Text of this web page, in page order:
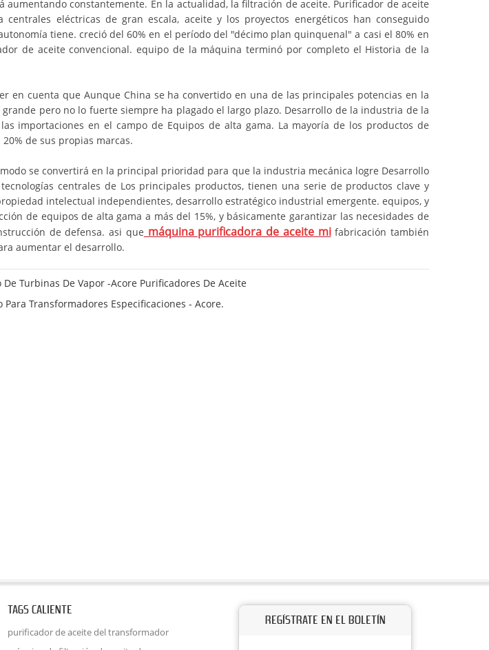
aumentando constantemente. En la actualidad, la filtración de aceite. Purificador de aceite
eléctricas de gran escala, aceite y los proyectos energéticos han conseguido
tiene. creció del 60% en el período del "décimo plan quinquenal" a casi el 80% en
de aceite convencional. equipo de la máquina terminó por completo el Historia de la
en cuenta que Aunque China se ha convertido en una de las principales potencias en la
pero no lo fuerte siempre ha plagado el largo plazo. Desarrollo de la industria de la
importaciones en el campo de Equipos de alta gama. La mayoría de los productos de
de sus propias marcas.
se convertirá en la principal prioridad para que la industria mecánica logre Desarrollo
centrales de Los principales productos, tienen una serie de productos clave y
intelectual independientes, desarrollo estratégico industrial emergente. equipos, y
de equipos de alta gama a más del 15%, y básicamente garantizar las necesidades de
de defensa. asi que máquina purificadora de aceitemifabricación también
aumentar el desarrollo.
Turbinas De Vapor -Acore Purificadores De Aceite
Para Transformadores Especificaciones - Acore.
TAGS CALIENTE
purificador de aceite del transformador
REGÍSTRATE EN EL BOLETÍN